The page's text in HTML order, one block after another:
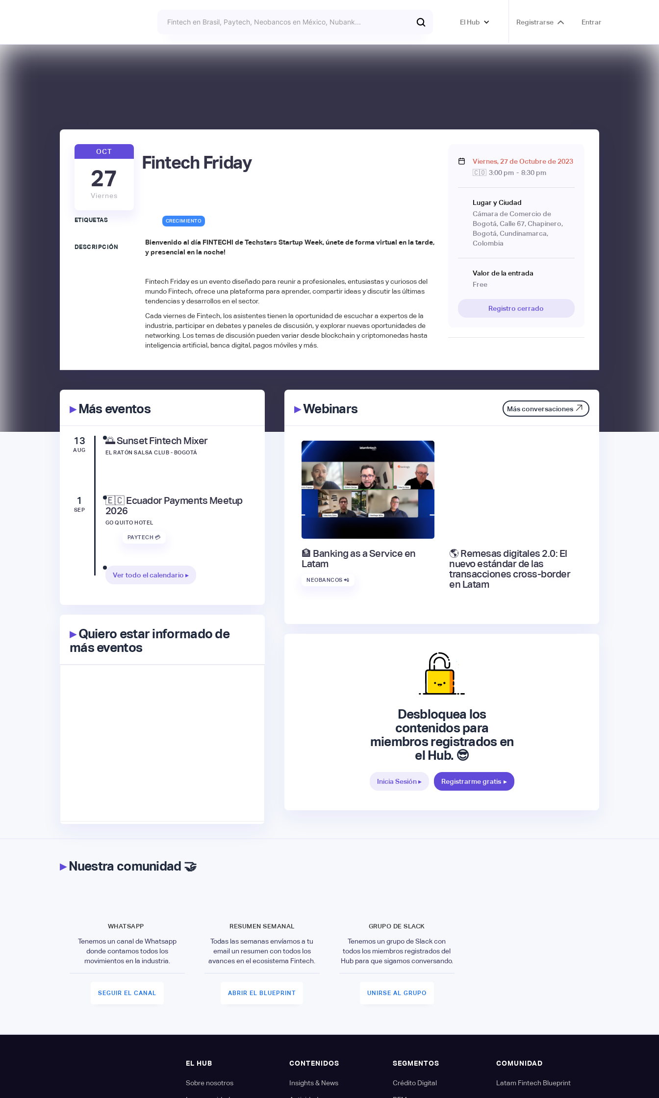
El Hub Registrarse Entrar
OCT
27
Viernes
Fintech Friday
ETIQUETAS CRECIMIENTO
DESCRIPCIÓN
Bienvenido al día FINTECHl de Techstars Startup Week, únete de forma virtual en la tarde,
y presencial en la noche!
Fintech Friday es un evento diseñado para reunir a profesionales, entusiastas y curiosos del
mundo Fintech, ofrece una plataforma para aprender, compartir ideas y discutir las últimas
tendencias y desarrollos en el sector.
Cada viernes de Fintech, los asistentes tienen la oportunidad de escuchar a expertos de la
industria, participar en debates y paneles de discusión, y explorar nuevas oportunidades de
networking. Los temas de discusión pueden variar desde blockchain y criptomonedas hasta
inteligencia artificial, banca digital, pagos móviles y más.
Viernes, 27 de Octubre de 2023
🇨🇴 3:00 pm - 8:30 pm
Lugar y Ciudad
Cámara de Comercio de
Bogotá, Calle 67, Chapinero,
Bogotá, Cundinamarca,
Colombia
Valor de la entrada
Free
Registro cerrado
▸Más eventos
13
AUG
🌅 Sunset Fintech Mixer
EL RATÓN SALSA CLUB - BOGOTÁ
1
SEP
🇪🇨 Ecuador Payments Meetup
2026
GO QUITO HOTEL
PAYTECH 💳
Ver todo el calendario ▸
▸Quiero estar informado de
más eventos
▸Webinars Más conversaciones
🏦 Banking as a Service en
Latam
NEOBANCOS 📲
🌎 Remesas digitales 2.0: El
nuevo estándar de las
transacciones cross-border
en Latam
Desbloquea los
contenidos para
miembros registrados en
el Hub. 😎
Inicia Sesión ▸ Registrarme gratis ▸
▸Nuestra comunidad 🤝
WHATSAPP
Tenemos un canal de Whatsapp
donde contamos todos los
movimientos en la industria.
SEGUIR EL CANAL
RESUMEN SEMANAL
Todas las semanas envíamos a tu
email un resumen con todos los
avances en el ecosistema Fintech.
ABRIR EL BLUEPRINT
GRUPO DE SLACK
Tenemos un grupo de Slack con
todos los miembros registrados del
Hub para que sigamos conversando.
UNIRSE AL GRUPO
EL HUB
Sobre nosotros
CONTENIDOS
Insights & News
SEGMENTOS
Crédito Digital
COMUNIDAD
Latam Fintech Blueprint